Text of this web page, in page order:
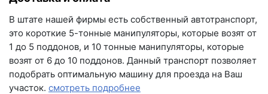
+7 (993) 993-77-22
Написать в МАКС
Написать в Telegram
Написать на почту
Фактор НФ
5.9NF
Вес
8.68 кг
В штате нашей фирмы есть собственный автотранспорт,
это короткие 5-тонные манипуляторы, которые возят от
1 до 5 поддонов, и 10 тонные манипуляторы, которые
возят от 6 до 10 поддонов. Данный транспорт позволяет
подобрать оптимальную машину для проезда на Ваш
участок. смотреть подробнее